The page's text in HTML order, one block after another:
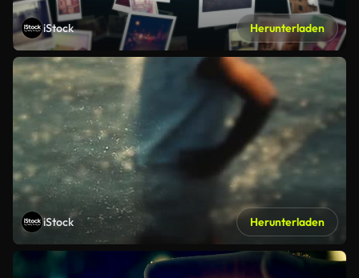
iStock Herunterladen
iStock Herunterladen